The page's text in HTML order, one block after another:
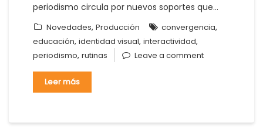
periodismo circula por nuevos soportes que…
Novedades, Producción convergencia,
educación, identidad visual, interactividad,
periodismo, rutinas Leave a comment
Leer más